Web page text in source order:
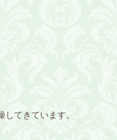
てきています。